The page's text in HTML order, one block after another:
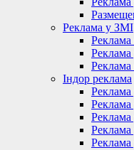
Реклама у ЗМІ
Реклама
Реклама
Реклама
Індор реклама
Реклама
Реклама
Реклама
Реклама